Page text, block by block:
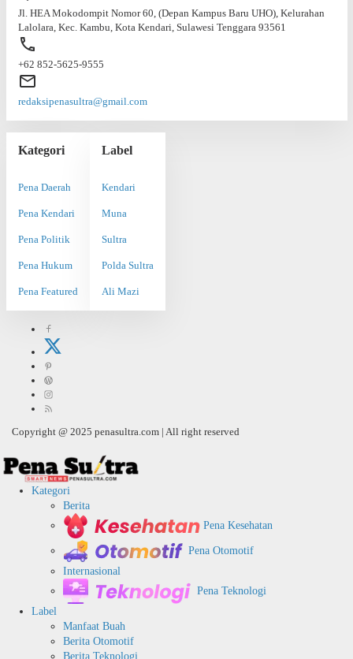
Jl. HEA Mokodompit Nomor 60, (Depan Kampus Baru UHO), Kelurahan
Lalolara, Kec. Kambu, Kota Kendari, Sulawesi Tenggara 93561
+62 852-5625-9555
redaksipenasultra@gmail.com
Kategori
Pena Daerah
Pena Kendari
Pena Politik
Pena Hukum
Pena Featured
Label
Kendari
Muna
Sultra
Polda Sultra
Ali Mazi
Copyright @ 2025 penasultra.com | All right reserved
Kategori
Berita
Pena Kesehatan
Pena Otomotif
Internasional
Pena Teknologi
Label
Manfaat Buah
Berita Otomotif
Berita Teknologi